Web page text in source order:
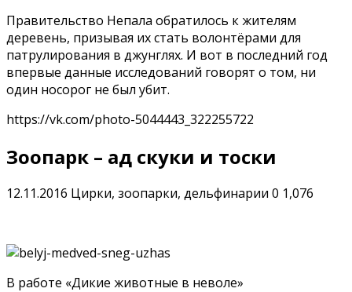
Правительство Непала обратилось к жителям
деревень, призывая их стать волонтёрами для
патрулирования в джунглях. И вот в последний год
впервые данные исследований говорят о том, ни
один носорог не был убит.
https://vk.com/photo-5044443_322255722
Зоопарк – ад скуки и тоски
12.11.2016 Цирки, зоопарки, дельфинарии 0 1,076
В работе «Дикие животные в неволе»